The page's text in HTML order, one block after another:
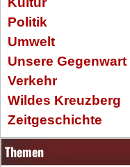
Politik
Umwelt
Unsere Gegenwart
Verkehr
Wildes Kreuzberg
Zeitgeschichte
Themen